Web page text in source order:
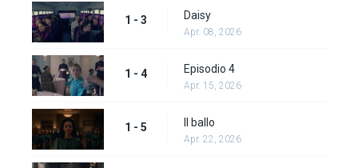
1 - 3 Daisy
Apr. 08, 2026
1 - 4 Episodio 4
Apr. 15, 2026
1 - 5 Il ballo
Apr. 22, 2026